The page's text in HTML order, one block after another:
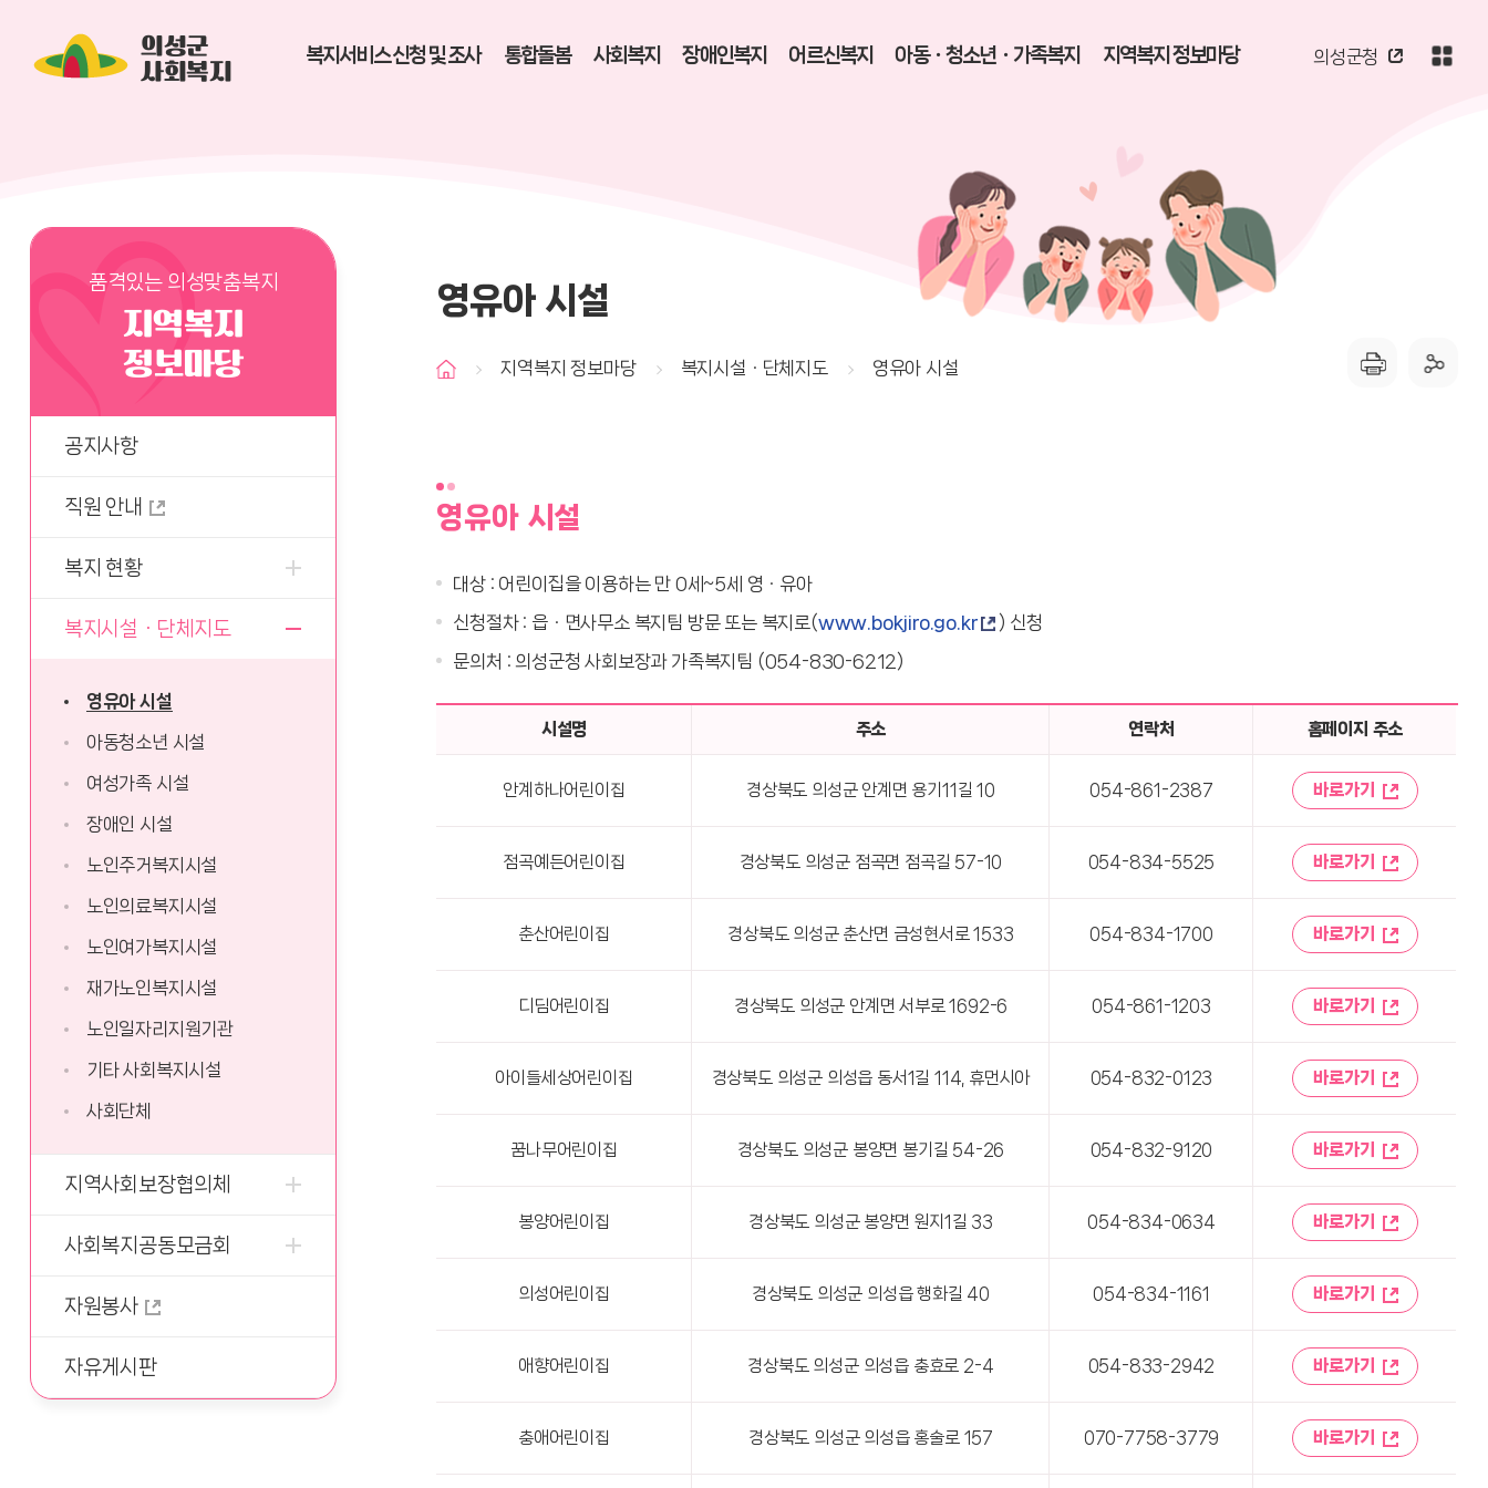
의성군
사회복지
복지서비스 신청 및 조사 통합돌봄 사회복지 장애인복지 어르신복지 아동ㆍ청소년ㆍ가족복지 지역복지 정보마당 의성군청
품격있는 의성맞춤복지
지역복지
정보마당
공지사항
직원 안내
복지 현황
복지시설ㆍ단체지도
영유아 시설
아동청소년 시설
여성가족 시설
장애인 시설
노인주거복지시설
노인의료복지시설
노인여가복지시설
재가노인복지시설
노인일자리지원기관
기타 사회복지시설
사회단체
지역사회보장협의체
사회복지공동모금회
자원봉사
자유게시판
영유아 시설
지역복지 정보마당 복지시설ㆍ단체지도 영유아 시설
영유아 시설
대상 : 어린이집을 이용하는 만 0세~5세 영ㆍ유아
신청절차 : 읍ㆍ면사무소 복지팀 방문 또는 복지로(www.bokjiro.go.kr
) 신청
문의처 : 의성군청 사회보장과 가족복지팀 (054-830-6212)
시설명 주소 연락처 홈페이지 주소
안계하나어린이집 경상북도 의성군 안계면 용기11길 10 054-861-2387 바로가기
점곡예든어린이집 경상북도 의성군 점곡면 점곡길 57-10 054-834-5525 바로가기
춘산어린이집 경상북도 의성군 춘산면 금성현서로 1533 054-834-1700 바로가기
디딤어린이집 경상북도 의성군 안계면 서부로 1692-6 054-861-1203 바로가기
아이들세상어린이집 경상북도 의성군 의성읍 동서1길 114, 휴먼시아 054-832-0123 바로가기
꿈나무어린이집 경상북도 의성군 봉양면 봉기길 54-26 054-832-9120 바로가기
봉양어린이집 경상북도 의성군 봉양면 원지1길 33 054-834-0634 바로가기
의성어린이집 경상북도 의성군 의성읍 행화길 40 054-834-1161 바로가기
애향어린이집 경상북도 의성군 의성읍 충효로 2-4 054-833-2942 바로가기
충애어린이집 경상북도 의성군 의성읍 홍술로 157 070-7758-3779 바로가기